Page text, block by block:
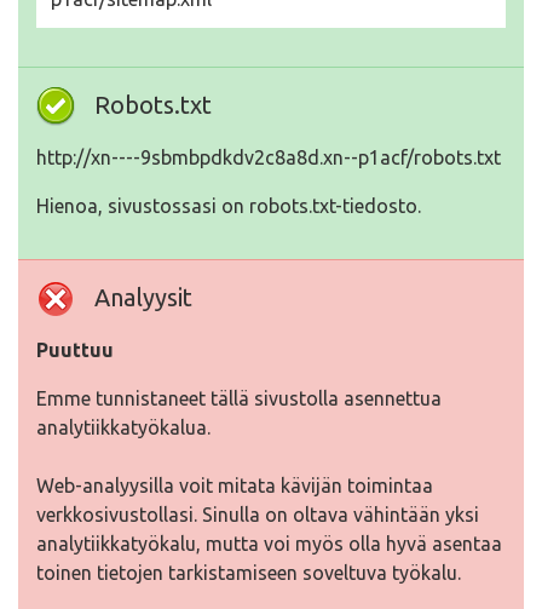
Robots.txt
http://xn----9sbmbpdkdv2c8a8d.xn--p1acf/robots.txt
Hienoa, sivustossasi on robots.txt-tiedosto.
Analyysit
Puuttuu
Emme tunnistaneet tällä sivustolla asennettua
analytiikkatyökalua.
Web-analyysilla voit mitata kävijän toimintaa
verkkosivustollasi. Sinulla on oltava vähintään yksi
analytiikkatyökalu, mutta voi myös olla hyvä asentaa
toinen tietojen tarkistamiseen soveltuva työkalu.